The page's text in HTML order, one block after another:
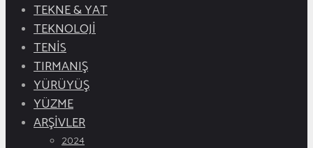
TEKNE & YAT
TEKNOLOJİ
TENİS
TIRMANIŞ
YÜRÜYÜŞ
YÜZME
ARŞİVLER
2024